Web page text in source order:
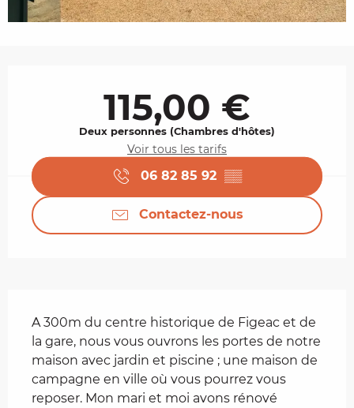
115,00 €
Deux personnes (Chambres d'hôtes)
Voir tous les tarifs
06 82 85 92 ▒▒
Contactez-nous
A 300m du centre historique de Figeac et de
la gare, nous vous ouvrons les portes de notre
maison avec jardin et piscine ; une maison de
campagne en ville où vous pourrez vous
reposer. Mon mari et moi avons rénové